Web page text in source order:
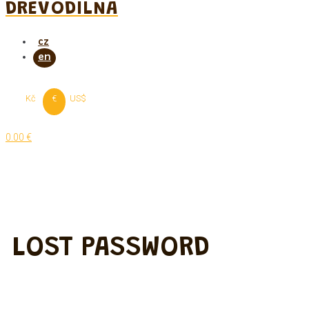
DREVODILNA
Kč € US$
0.00 €
LOST PASSWORD